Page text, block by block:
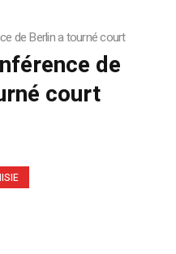
de Berlin a tourné court
de
court